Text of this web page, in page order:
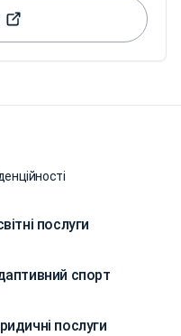
послуги
спорт
послуги